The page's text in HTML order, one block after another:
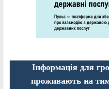
Інформація для
проживають на